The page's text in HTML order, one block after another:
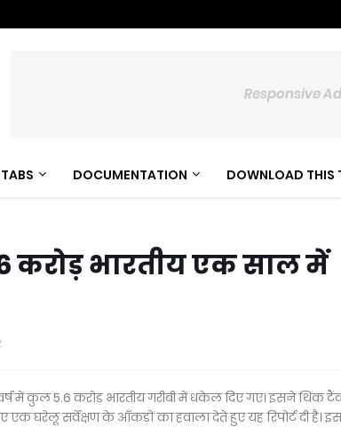
Responsive
DOCUMENTATION DOWNLOAD THIS
करोड़ भारतीय एक साल में
में कुल 5.6 करोड़ भारतीय गरीबी में धकेल दिए गए। इसने थिंक
एक घरेलू सर्वेक्षण के आँकड़ों का हवाला देते हुए यह रिपोर्ट दी है।